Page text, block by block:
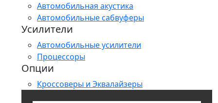
Автомобильная акустика
Автомобильные сабвуферы
Усилители
Автомобильные усилители
Процессоры
Опции
Кроссоверы и Эквалайзеры